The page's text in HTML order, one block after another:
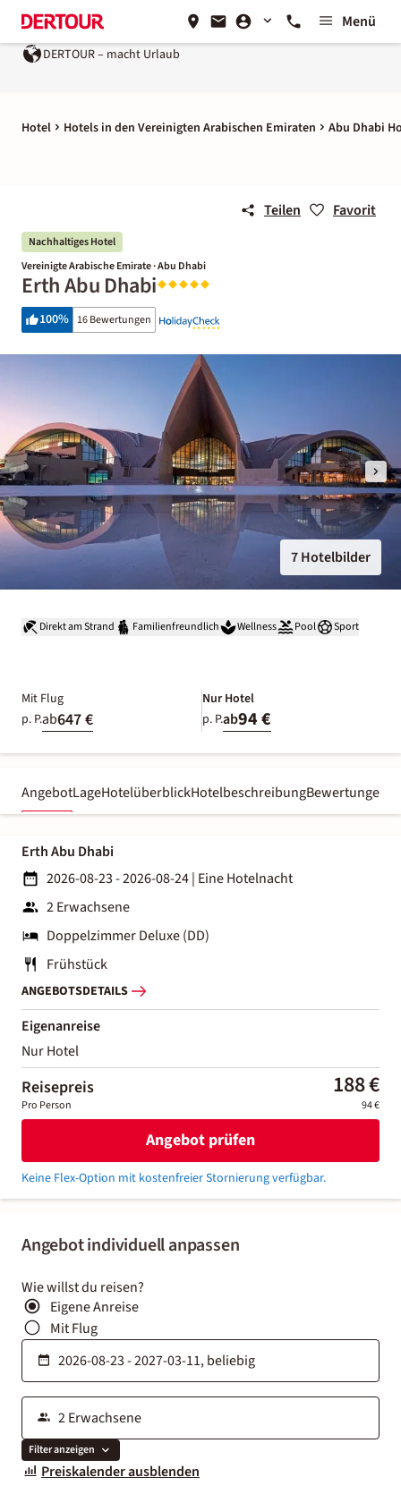
Menü
DERTOUR – macht Urlaub
Hotel Hotels in den Vereinigten Arabischen Emiraten Abu Dhabi
Teilen Favorit
Nachhaltiges Hotel
Vereinigte Arabische Emirate · Abu Dhabi
Erth Abu Dhabi
100% 16 Bewertungen
7 Hotelbilder
Direkt am Strand Familienfreundlich Wellness Pool Sport
Mit Flug
p. P.ab647 €
Nur Hotel
p. P.ab94 €
AngebotLageHotelüberblickHotelbeschreibungBewertungen
Angebot individuell anpassen
Wie willst du reisen?
Eigene Anreise
Mit Flug
Filter anzeigen
Preiskalender ausblenden
Erth Abu Dhabi
2026-08-23 - 2026-08-24| Eine Hotelnacht
2 Erwachsene
Doppelzimmer Deluxe (DD)
Frühstück
ANGEBOTSDETAILS
Eigenanreise
Nur Hotel
Reisepreis 188 €
Pro Person 94 €
Angebot prüfen
Keine Flex-Option mit kostenfreier Stornierung verfügbar.